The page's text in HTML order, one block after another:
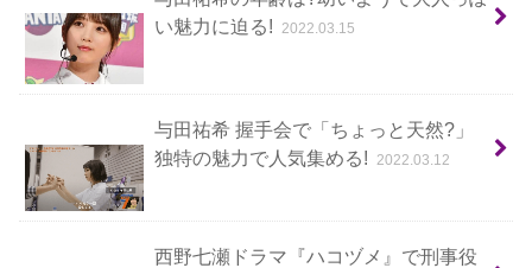
い魅力に迫る!
2022.03.15
与田祐希 握手会で「ちょっと天然?」
独特の魅力で人気集める!
2022.03.12
西野七瀬ドラマ『ハコヅメ』で刑事役